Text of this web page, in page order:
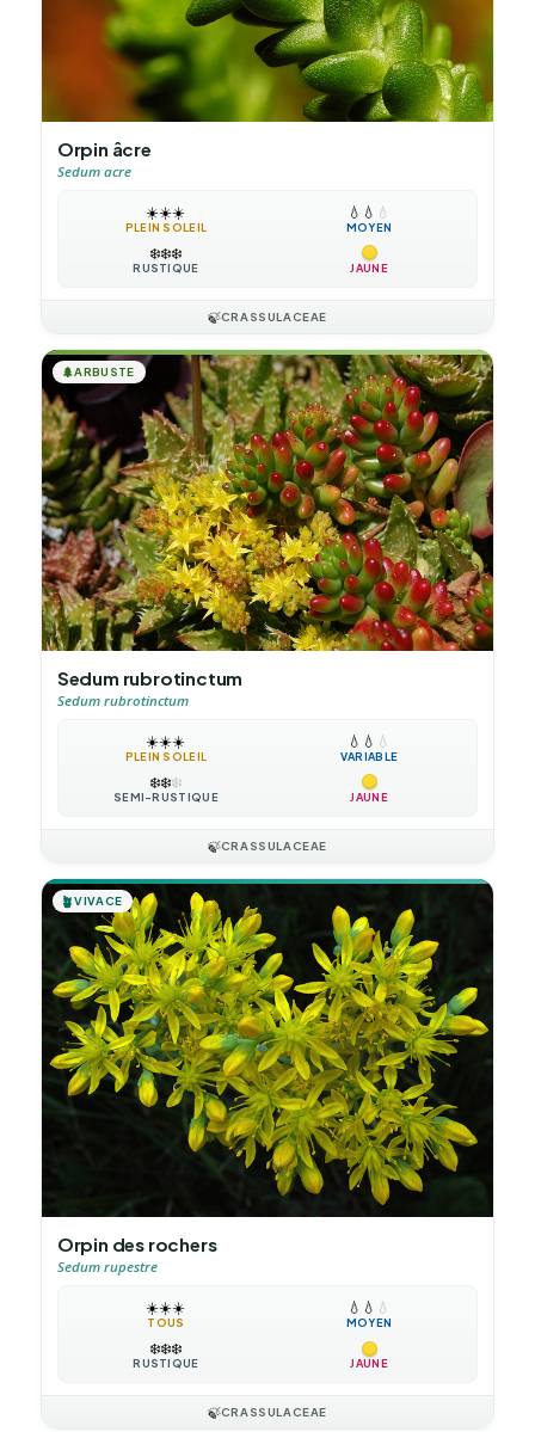
Orpin âcre
Sedum acre
☀️☀️☀️
PLEIN SOLEIL
💧 💧 💧
MOYEN
❄️❄️❄️
RUSTIQUE JAUNE
🍃CRASSULACEAE
🌲ARBUSTE
Sedum rubrotinctum
Sedum rubrotinctum
☀️☀️☀️
PLEIN SOLEIL
💧 💧 💧
VARIABLE
❄️❄️❄️
SEMI-RUSTIQUE JAUNE
🍃CRASSULACEAE
🪴VIVACE
Orpin des rochers
Sedum rupestre
☀️☀️☀️
TOUS
💧 💧 💧
MOYEN
❄️❄️❄️
RUSTIQUE JAUNE
🍃CRASSULACEAE